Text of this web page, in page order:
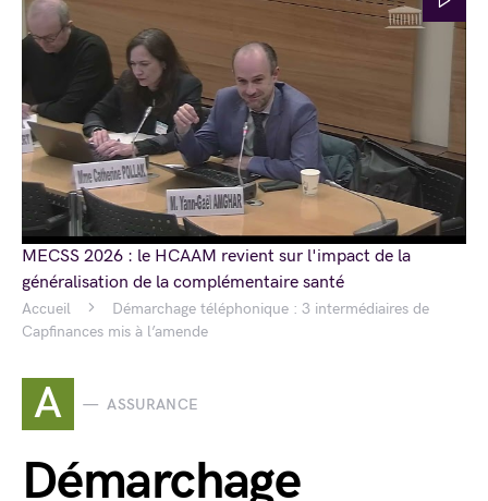
Accueil
Démarchage téléphonique : 3 intermédiaires de
Capfinances mis à l’amende
A ASSURANCE
Démarchage
MECSS 2026 : le HCAAM revient sur l'impact de la
généralisation de la complémentaire santé